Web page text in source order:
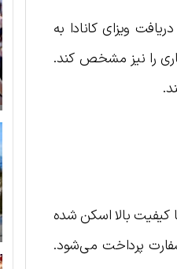
ویزای کانادا به
را نیز مشخص کند.
کیفیت بالا اسکن شده
پرداخت می‌شود.